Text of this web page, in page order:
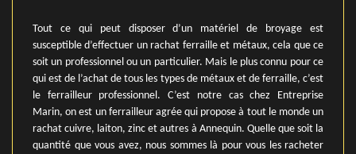
Tout ce qui peut disposer d’un matériel de broyage est
susceptible d’effectuer un rachat ferraille et métaux, cela que ce
soit un professionnel ou un particulier. Mais le plus connu pour ce
qui est de l’achat de tous les types de métaux et de ferraille, c’est
le ferrailleur professionnel. C’est notre cas chez Entreprise
Marin, on est un ferrailleur agrée qui propose à tout le monde un
rachat cuivre, laiton, zinc et autres à Annequin. Quelle que soit la
quantité que vous avez, nous sommes là pour vous les racheter